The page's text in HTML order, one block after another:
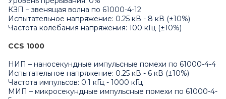
КЗП – звенящая волна по 61000-4-12
Испытательное напряжение: 0.25 кВ - 8 кВ (±10%)
Частота колебания напряжения: 100 кГц (±10%)
CCS 1000
НИП – наносекундные импульсные помехи по 61000-4-4
Испытательное напряжение: 0.25 кВ - 6 кВ (±10%)
Частота импульсов: 0.1 кГц - 1000 кГц
МИП – микросекундные импульсные помехи по 61000-4-